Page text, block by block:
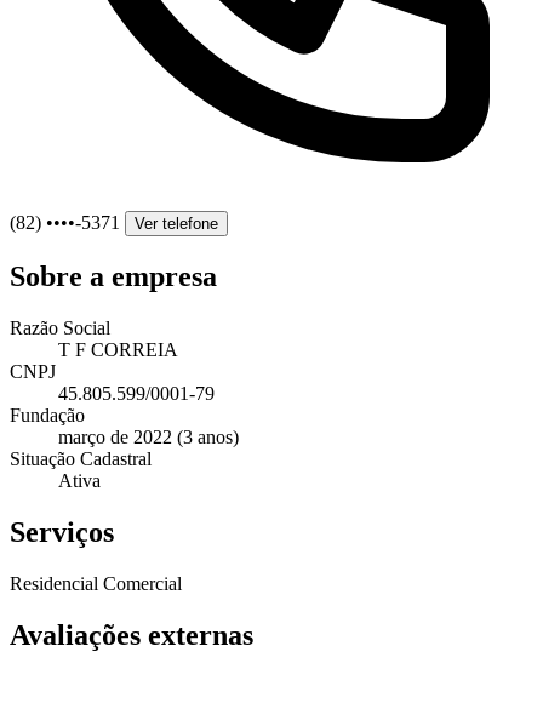
(82) ••••-5371 Ver telefone
Sobre a empresa
Razão Social
T F CORREIA
CNPJ
45.805.599/0001-79
Fundação
março de 2022 (3 anos)
Situação Cadastral
Ativa
Serviços
Residencial Comercial
Avaliações externas